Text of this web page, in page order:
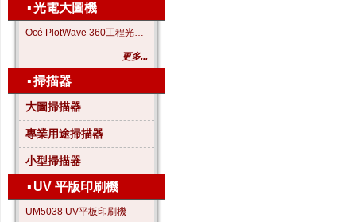
▪光電大圖機
Océ PlotWave 360工程光電大圖機
更多...
▪掃描器
大圖掃描器
專業用途掃描器
小型掃描器
▪ UV 平版印刷機
UM5038 UV平板印刷機